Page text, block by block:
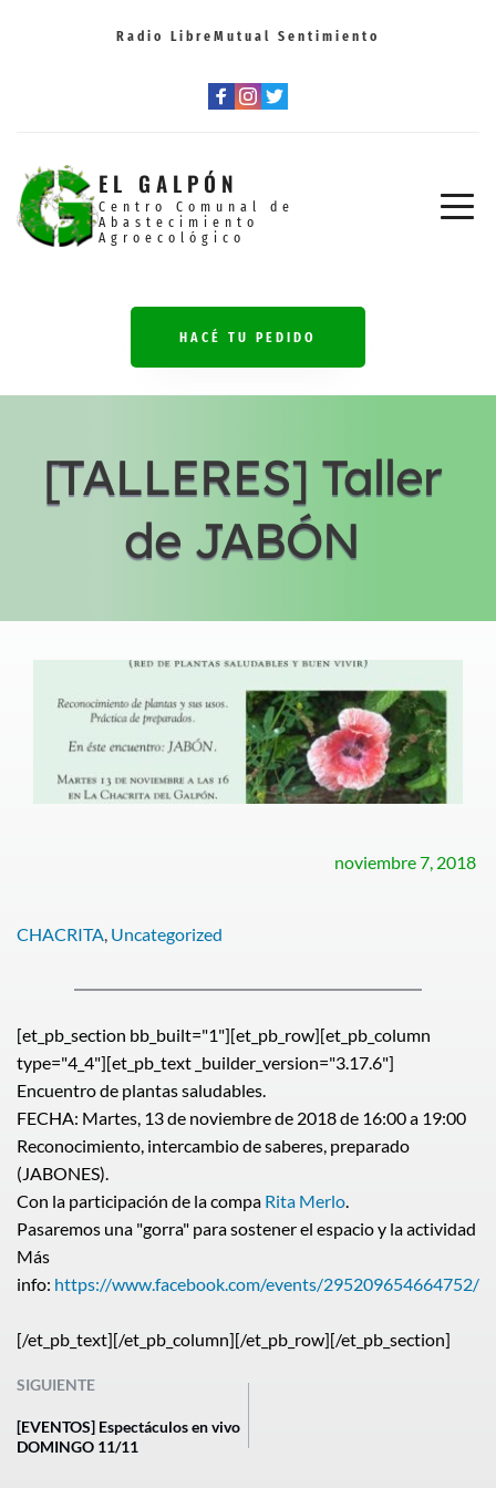
Radio Libre Mutual Sentimiento
EL GALPÓN
Centro Comunal de
Abastecimiento
Agroecológico
HACÉ TU PEDIDO
[TALLERES] Taller
de JABÓN
noviembre 7, 2018
CHACRITA Uncategorized
[et_pb_section bb_built="1"][et_pb_row][et_pb_column
type="4_4"][et_pb_text _builder_version="3.17.6"]
Encuentro de plantas saludables.
FECHA: Martes, 13 de noviembre de 2018 de 16:00 a 19:00
Reconocimiento, intercambio de saberes, preparado
(JABONES).
Con la participación de la compa Rita Merlo
Pasaremos una "gorra" para sostener el espacio y la actividad
Más
info: https://www.facebook.com/events/295209654664752/
[/et_pb_text][/et_pb_column][/et_pb_row][/et_pb_section]
SIGUIENTE
[EVENTOS] Espectáculos en vivo
DOMINGO 11/11